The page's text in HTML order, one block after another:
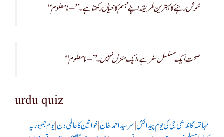
“خوش رہنے کا بہترین طریقہ اپنے جسم کا خیال رکھنا ہے۔” – نامعلوم
“صحت ایک مسلسل سفر ہے، ایک منزل نہیں۔” – نامعلوم
urdu quiz
مہاتمہ گاندھی جی کی یوم پیدائش|سرسید احمد خان|خواتین کا عالمی دن|یوم جمہوریہ